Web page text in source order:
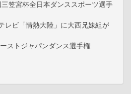
笠宮杯全日本ダンススポーツ選手
ビ「情熱大陸」に大西兄妹組が
ストジャパンダンス選手権